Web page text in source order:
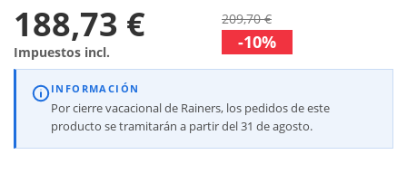
188,73 €
Impuestos incl.
209,70 €
-10%
INFORMACIÓN
Por cierre vacacional de Rainers, los pedidos de este
producto se tramitarán a partir del 31 de agosto.